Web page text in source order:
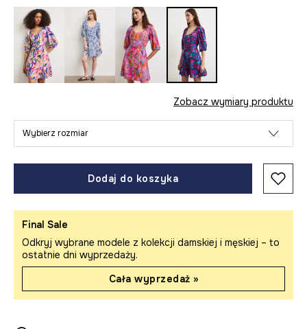
Zobacz wymiary produktu
Wybierz rozmiar
Dodaj do koszyka
Final Sale
Odkryj wybrane modele z kolekcji damskiej i męskiej – to
ostatnie dni wyprzedaży.
Cała wyprzedaż »